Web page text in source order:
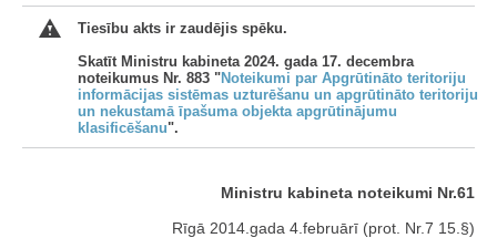
Tiesību akts ir zaudējis spēku.
Skatīt Ministru kabineta 2024. gada 17. decembra
noteikumus Nr. 883 "Noteikumi par Apgrūtināto teritoriju
informācijas sistēmas uzturēšanu un apgrūtināto teritoriju
un nekustamā īpašuma objekta apgrūtinājumu
klasificēšanu".
Ministru kabineta noteikumi Nr.61
Rīgā 2014.gada 4.februārī (prot. Nr.7 15.§)